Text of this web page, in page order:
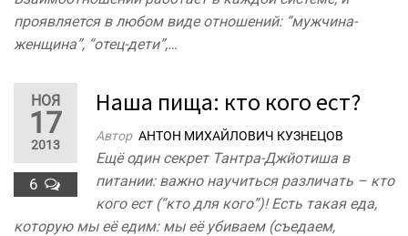
проявляется в любом виде отношений: “мужчина-
женщина”, “отец-дети”,…
НОЯ
17
2013
6
Наша пища: кто кого ест?
Автор АНТОН МИХАЙЛОВИЧ КУЗНЕЦОВ
Ещё один секрет Тантра-Джйотиша в
питании: важно научиться различать – кто
кого ест (“кто для кого”)! Есть такая еда,
которую мы её едим: мы её убиваем (съедаем,